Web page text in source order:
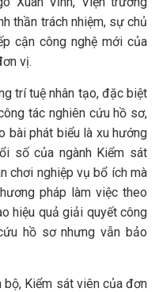
thần trách nhiệm, sự chủ
cận công nghệ mới của
vị.
trí tuệ nhân tạo, đặc biệt
tác nghiên cứu hồ sơ,
bài phát biểu là xu hướng
số của ngành Kiểm sát
chơi nghiệp vụ bổ ích mà
pháp làm việc theo
hiệu quả giải quyết công
hồ sơ nhưng vẫn bảo
Kiểm sát viên của đơn